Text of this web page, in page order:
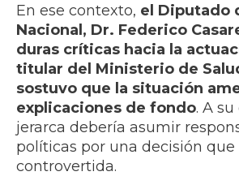
En ese contexto, el Diputado
Nacional, Dr. Federico
duras críticas hacia la
titular del Ministerio de
sostuvo que la situación
explicaciones de fondo. A
jerarca debería asumir
políticas por una decisión
controvertida.